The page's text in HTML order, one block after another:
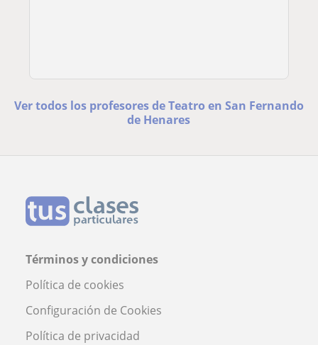
Ver todos los profesores de Teatro en San Fernando
de Henares
Términos y condiciones
Política de cookies
Configuración de Cookies
Política de privacidad